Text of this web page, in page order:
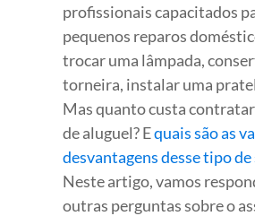
profissionais capacitados
pequenos reparos
trocar uma lâmpada,
torneira, instalar uma
Mas quanto custa
de aluguel? Equais são as
desvantagens desse tipo
Neste artigo, vamos
outras perguntas sobre o